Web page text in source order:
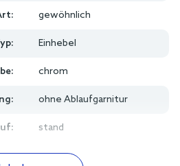
gewöhnlich
Einhebel
chrom
ohne Ablaufgarnitur
stand